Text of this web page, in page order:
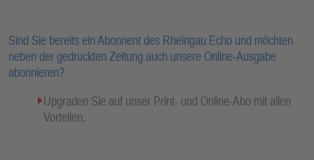
Sind Sie bereits ein Abonnent des Rheingau Echo und möchten
neben der gedruckten Zeitung auch unsere Online-Ausgabe
abonnieren?
Upgraden Sie auf unser Print- und Online-Abo mit allen
Vorteilen.